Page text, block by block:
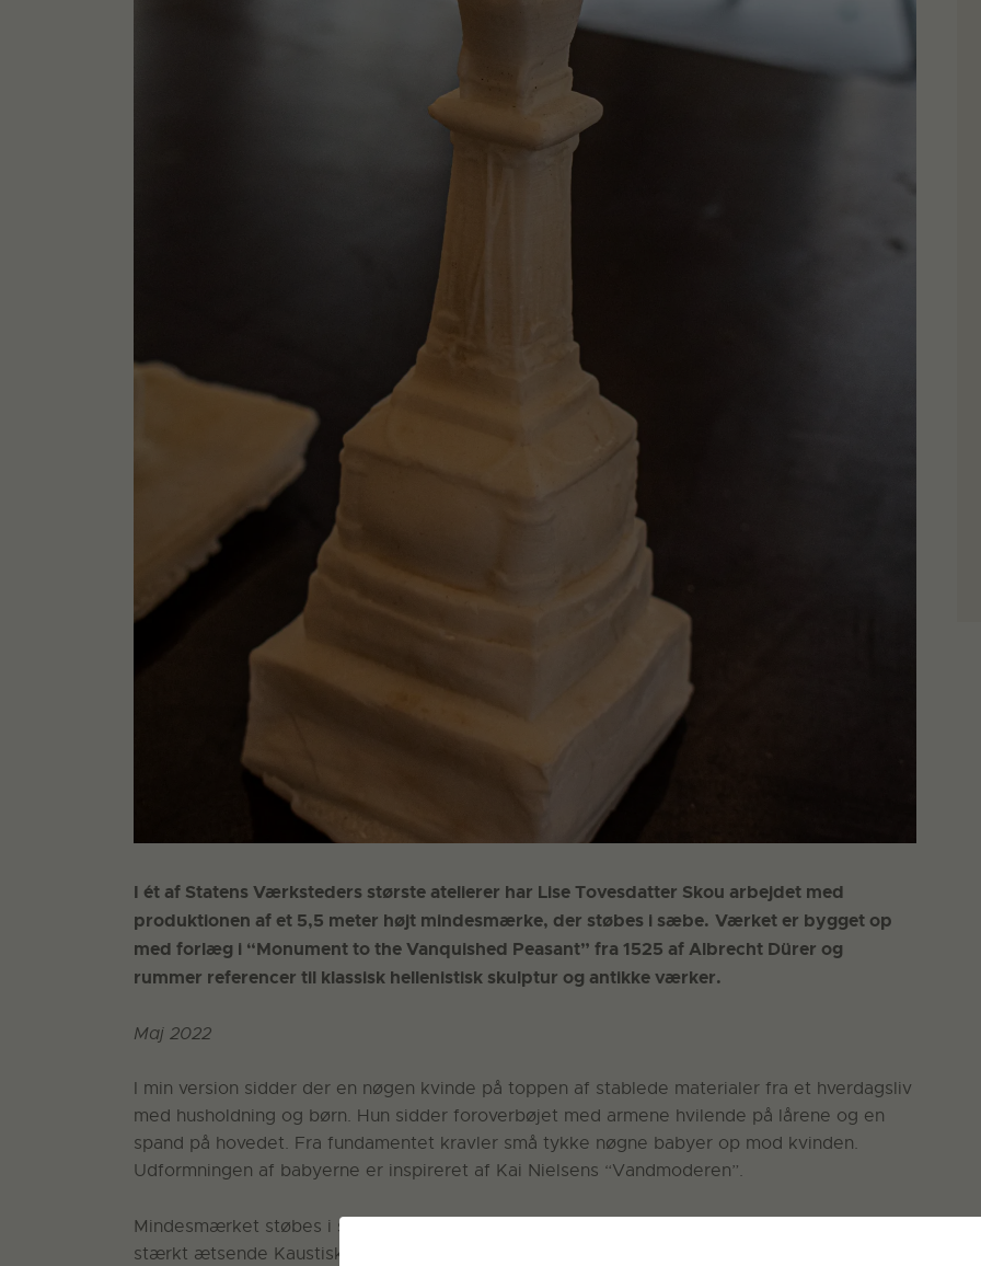
I ét af Statens Værksteders største atelierer har Lise Tovesdatter Skou arbejdet med
produktionen af et 5,5 meter højt mindesmærke, der støbes i sæbe. Værket er bygget op
med forlæg i “Monument to the Vanquished Peasant” fra 1525 af Albrecht Dürer og
rummer referencer til klassisk hellenistisk skulptur og antikke værker.
Maj 2022
I min version sidder der en nøgen kvinde på toppen af stablede materialer fra et hverdagsliv
med husholdning og børn. Hun sidder foroverbøjet med armene hvilende på lårene og en
spand på hovedet. Fra fundamentet kravler små tykke nøgne babyer op mod kvinden.
Udformningen af babyerne er inspireret af Kai Nielsens “Vandmoderen”.
Mindesmærket støbes i sæbe. Sæben fremstilles i et miks af svinefedt, madolie og det
stærkt ætsende Kaustisk soda, der sædvanligvis anvendes i husholdningen som afløbsrens.